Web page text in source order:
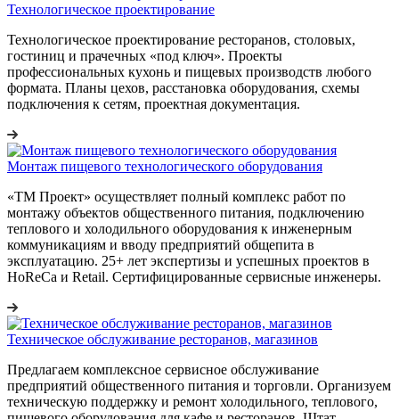
Технологическое проектирование
Технологическое проектирование ресторанов, столовых,
гостиниц и прачечных «под ключ». Проекты
профессиональных кухонь и пищевых производств любого
формата. Планы цехов, расстановка оборудования, схемы
подключения к сетям, проектная документация.
Монтаж пищевого технологического оборудования
«ТМ Проект» осуществляет полный комплекс работ по
монтажу объектов общественного питания, подключению
теплового и холодильного оборудования к инженерным
коммуникациям и вводу предприятий общепита в
эксплуатацию. 25+ лет экспертизы и успешных проектов в
HoReCa и Retail. Сертифицированные сервисные инженеры.
Техническое обслуживание ресторанов, магазинов
Предлагаем комплексное сервисное обслуживание
предприятий общественного питания и торговли. Организуем
техническую поддержку и ремонт холодильного, теплового,